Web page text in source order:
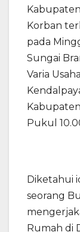
Korban
pada
Sungai
Varia
Pukul
Diketahui
seorang
Rumah di